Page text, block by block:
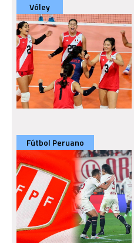
Vóley
Fútbol Peruano